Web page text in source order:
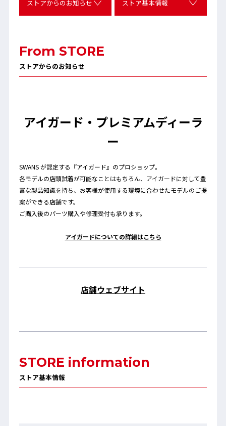
ストアからのお知らせ ストア基本情報
From STORE
ストアからのお知らせ
アイガード・プレミアムディーラ
ー
SWANS が認定する『アイガード』のプロショップ。
各モデルの店頭試着が可能なことはもちろん、アイガードに対して豊
富な製品知識を持ち、お客様が使用する環境に合わせたモデルのご提
案ができる店舗です。
ご購入後のパーツ購入や修理受付も承ります。
アイガードについての詳細はこちら
店舗ウェブサイト
STORE information
ストア基本情報